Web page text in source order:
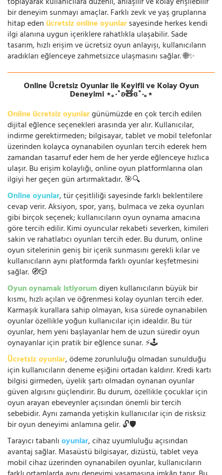
bir deneyim sunmayı amaçlar. Farklı zevk ve yaş gruplarına
hitap eden ücretsiz online oyunlarsayesinde herkes kendi
ilgi alanına uygun içeriklere rahatlıkla ulaşabilir. Sade
tasarım, hızlı erişim ve ücretsiz oyun anlayışı, kullanıcıların
aradıkları eğlenceye zahmetsizce ulaşmasını sağlar. 🌐✨
Online Ücretsiz Oyunlar ile Keyifli ve Kolay Oyun
Deneyimi ⋆｡‧˚ʚ🧸ɞ˚‧｡⋆
Online ücretsiz oyunlargünümüzde en çok tercih edilen
dijital eğlence seçenekleri arasında yer alır. Kullanıcılar,
indirme gerektirmeden; bilgisayar, tablet ve mobil telefonlar
üzerinden kolayca oynanabilen oyunları tercih ederek hem
zamandan tasarruf eder hem de her yerde eğlenceye hızlıca
ulaşır. Bu erişim kolaylığı, online oyun platformlarına olan
ilgiyi her geçen gün artırmaktadır. 🎯🔍
Online oyunlar, tür çeşitliliği sayesinde farklı beklentilere
cevap verir. Aksiyon, spor, yarış, bulmaca ve zeka oyunları
gibi birçok seçenek; kullanıcıların oyun oynama amacına
göre tercih edilir. Kimi oyuncular rekabeti severken, kimileri
sakin ve rahatlatıcı oyunları tercih eder. Bu durum, online
oyun sitelerinin geniş bir içerik sunmasını gerekli kılar ve
kullanıcıların aynı platformda farklı oyunlar keşfetmesini
sağlar. 🧭🎲
Oyun oynamak istiyorumdiyen kullanıcıların büyük bir
kısmı, hızlı açılan ve öğrenmesi kolay oyunları tercih eder.
Karmaşık kurallara sahip olmayan, kısa sürede oynanabilen
oyunlar özellikle yoğun kullanıcılar için idealdir. Bu tür
oyunlar, hem yeni başlayanlar hem de uzun süredir oyun
oynayanlar için pratik bir eğlence sunar. ⚡🕹️
Ücretsiz oyunlar, ödeme zorunluluğu olmadan sunulduğu
için kullanıcıların deneme eşiğini ortadan kaldırır. Kredi kartı
bilgisi girmeden, üyelik şartı olmadan oynanan oyunlar
güven algısını güçlendirir. Bu durum, özellikle çocuklar için
oyun arayan ebeveynler açısından önemli bir tercih
sebebidir. Aynı zamanda yetişkin kullanıcılar için de risksiz
bir oyun deneyimi anlamına gelir. 🔓🛡️
Tarayıcı tabanlıoyunlar, cihaz uyumluluğu açısından
avantaj sağlar. Masaüstü bilgisayar, dizüstü, tablet veya
mobil cihaz üzerinden oynanabilen oyunlar, kullanıcıların